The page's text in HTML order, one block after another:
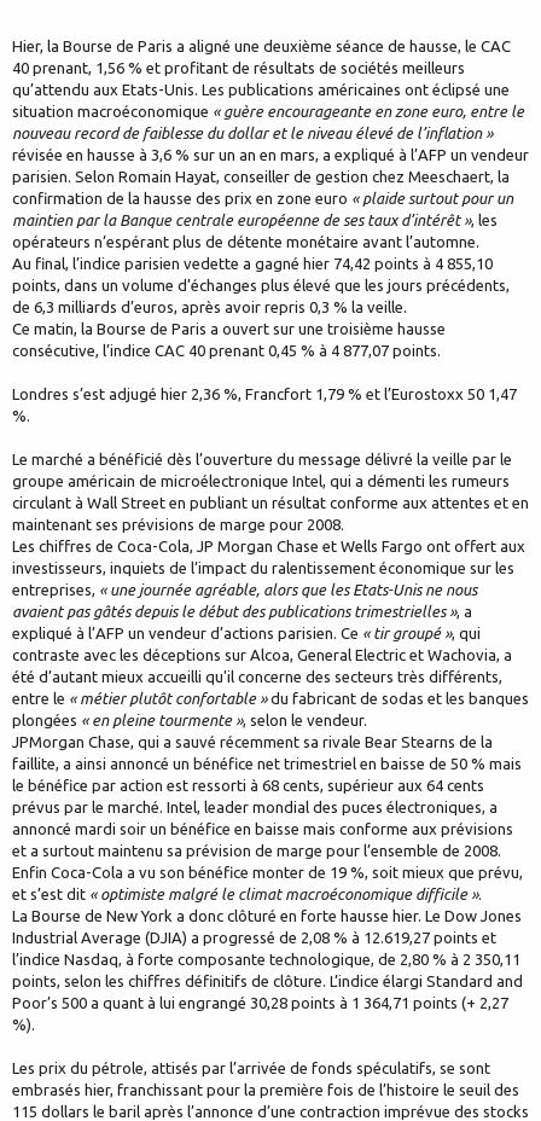
Hier, la Bourse de Paris a aligné une deuxième séance de hausse, le CAC
40 prenant, 1,56 % et profitant de résultats de sociétés meilleurs
qu’attendu aux Etats-Unis. Les publications américaines ont éclipsé une
situation macroéconomique « guère encourageante en zone euro, entre le
nouveau record de faiblesse du dollar et le niveau élevé de l’inflation »
révisée en hausse à 3,6 % sur un an en mars, a expliqué à l’AFP un vendeur
parisien. Selon Romain Hayat, conseiller de gestion chez Meeschaert, la
confirmation de la hausse des prix en zone euro « plaide surtout pour un
maintien par la Banque centrale européenne de ses taux d’intérêt », les
opérateurs n’espérant plus de détente monétaire avant l’automne.
Au final, l’indice parisien vedette a gagné hier 74,42 points à 4 855,10
points, dans un volume d’échanges plus élevé que les jours précédents,
de 6,3 milliards d’euros, après avoir repris 0,3 % la veille.
Ce matin, la Bourse de Paris a ouvert sur une troisième hausse
consécutive, l’indice CAC 40 prenant 0,45 % à 4 877,07 points.
Londres s’est adjugé hier 2,36 %, Francfort 1,79 % et l’Eurostoxx 50 1,47
%.
Le marché a bénéficié dès l’ouverture du message délivré la veille par le
groupe américain de microélectronique Intel, qui a démenti les rumeurs
circulant à Wall Street en publiant un résultat conforme aux attentes et en
maintenant ses prévisions de marge pour 2008.
Les chiffres de Coca-Cola, JP Morgan Chase et Wells Fargo ont offert aux
investisseurs, inquiets de l’impact du ralentissement économique sur les
entreprises, « une journée agréable, alors que les Etats-Unis ne nous
avaient pas gâtés depuis le début des publications trimestrielles », a
expliqué à l’AFP un vendeur d’actions parisien. Ce « tir groupé », qui
contraste avec les déceptions sur Alcoa, General Electric et Wachovia, a
été d’autant mieux accueilli qu'il concerne des secteurs très différents,
entre le « métier plutôt confortable »du fabricant de sodas et les banques
plongées « en pleine tourmente », selon le vendeur.
JPMorgan Chase, qui a sauvé récemment sa rivale Bear Stearns de la
faillite, a ainsi annoncé un bénéfice net trimestriel en baisse de 50 % mais
le bénéfice par action est ressorti à 68 cents, supérieur aux 64 cents
prévus par le marché. Intel, leader mondial des puces électroniques, a
annoncé mardi soir un bénéfice en baisse mais conforme aux prévisions
et a surtout maintenu sa prévision de marge pour l’ensemble de 2008.
Enfin Coca-Cola a vu son bénéfice monter de 19 %, soit mieux que prévu,
et s’est dit « optimiste malgré le climat macroéconomique difficile ».
La Bourse de New York a donc clôturé en forte hausse hier. Le Dow Jones
Industrial Average (DJIA) a progressé de 2,08 % à 12.619,27 points et
l’indice Nasdaq, à forte composante technologique, de 2,80 % à 2 350,11
points, selon les chiffres définitifs de clôture. L’indice élargi Standard and
Poor’s 500 a quant à lui engrangé 30,28 points à 1 364,71 points (+ 2,27
%).
Les prix du pétrole, attisés par l’arrivée de fonds spéculatifs, se sont
embrasés hier, franchissant pour la première fois de l’histoire le seuil des
115 dollars le baril après l’annonce d’une contraction imprévue des stocks